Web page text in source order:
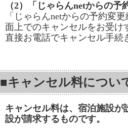
（2）「じゃらんnetからの
「じゃらんnetからの予約変
面上でのキャンセルをお受
直接お電話でキャンセル手続
■キャンセル料につい
キャンセル料は、宿泊施設
設が請求するものです。